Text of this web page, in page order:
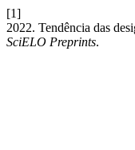
[1]
2022. Tendência das
SciELO Preprints.